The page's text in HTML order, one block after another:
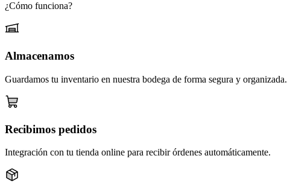
¿Cómo funciona?
Almacenamos
Guardamos tu inventario en nuestra bodega de forma segura y organizada.
Recibimos pedidos
Integración con tu tienda online para recibir órdenes automáticamente.